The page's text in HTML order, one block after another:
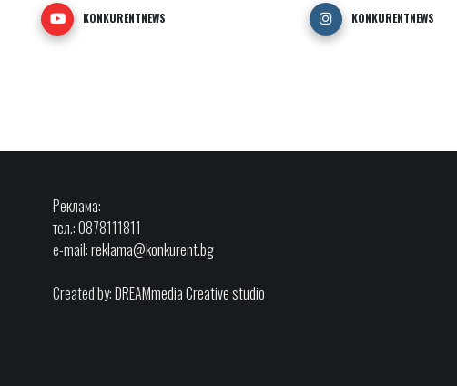
KONKURENTNEWS KONKURENTNEWS
Реклама:
тел.: 0878111811
e-mail:reklama@konkurent.bg
Created by:DREAMmedia Creative studio